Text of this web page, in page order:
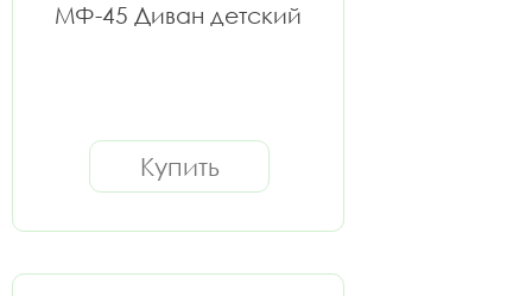
МФ-45 Диван детский
Купить